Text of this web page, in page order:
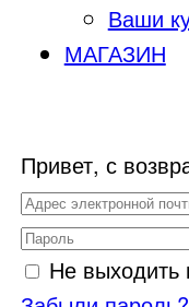
Ваши
МАГАЗИН
Привет, с
Не выходить